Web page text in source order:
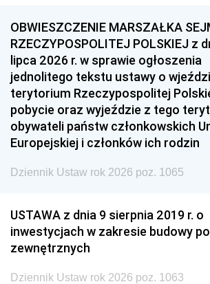
OBWIESZCZENIE MARSZAŁKA
RZECZYPOSPOLITEJ POLSKIEJ z
lipca 2026 r. w sprawie ogłoszenia
jednolitego tekstu ustawy o
terytorium Rzeczypospolitej
pobycie oraz wyjeździe z tego
obywateli państw członkowskich
Europejskiej i członków ich rodzin
Dziennik Ustaw rok 2026 poz. 1065
USTAWA z dnia 9 sierpnia 2019 r. o
inwestycjach w zakresie budowy
zewnętrznych
Dziennik Ustaw rok 2026 poz. 1063